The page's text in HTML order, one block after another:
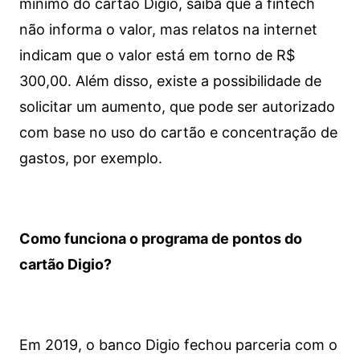
mínimo do cartão Digio, saiba que a fintech
não informa o valor, mas relatos na internet
indicam que o valor está em torno de R$
300,00. Além disso, existe a possibilidade de
solicitar um aumento, que pode ser autorizado
com base no uso do cartão e concentração de
gastos, por exemplo.
Como funciona o programa de pontos do
cartão Digio?
Em 2019, o banco Digio fechou parceria com o